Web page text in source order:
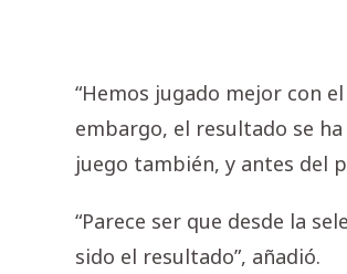
“Hemos jugado mejor con
embargo, el resultado se
juego también, y antes del
“Parece ser que desde la
sido el resultado”, añadió.